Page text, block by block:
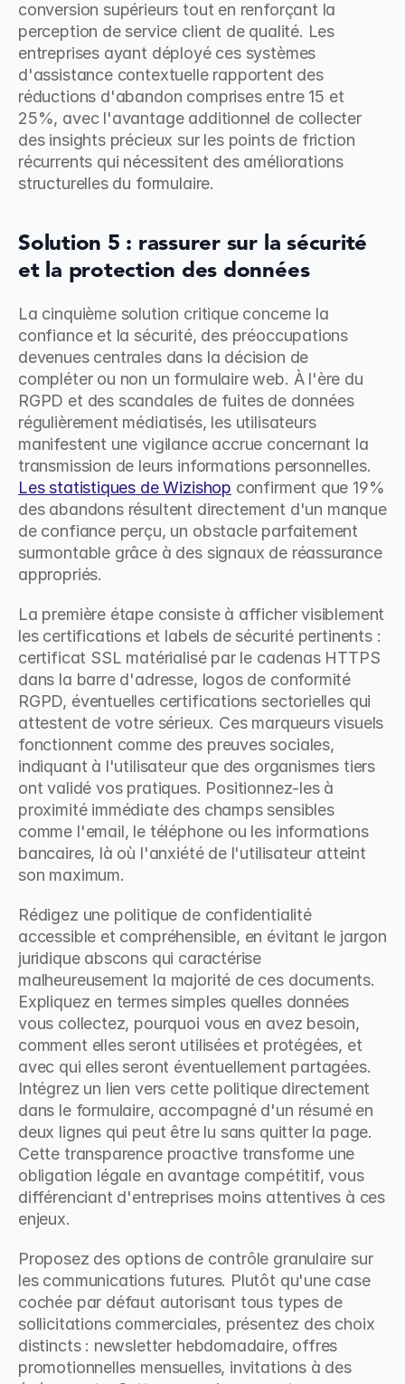
conversion supérieurs tout en renforçant la
perception de service client de qualité. Les
entreprises ayant déployé ces systèmes
d'assistance contextuelle rapportent des
réductions d'abandon comprises entre 15 et
25%, avec l'avantage additionnel de collecter
des insights précieux sur les points de friction
récurrents qui nécessitent des améliorations
structurelles du formulaire.
Solution 5 : rassurer sur la sécurité
et la protection des données
La cinquième solution critique concerne la
confiance et la sécurité, des préoccupations
devenues centrales dans la décision de
compléter ou non un formulaire web. À l'ère du
RGPD et des scandales de fuites de données
régulièrement médiatisés, les utilisateurs
manifestent une vigilance accrue concernant la
Les statistiques de Wizishop confirment que 19%
des abandons résultent directement d'un manque
de confiance perçu, un obstacle parfaitement
surmontable grâce à des signaux de réassurance
appropriés.
La première étape consiste à afficher visiblement
les certifications et labels de sécurité pertinents :
certificat SSL matérialisé par le cadenas HTTPS
dans la barre d'adresse, logos de conformité
RGPD, éventuelles certifications sectorielles qui
attestent de votre sérieux. Ces marqueurs visuels
fonctionnent comme des preuves sociales,
indiquant à l'utilisateur que des organismes tiers
ont validé vos pratiques. Positionnez-les à
proximité immédiate des champs sensibles
comme l'email, le téléphone ou les informations
bancaires, là où l'anxiété de l'utilisateur atteint
son maximum.
Rédigez une politique de confidentialité
accessible et compréhensible, en évitant le jargon
juridique abscons qui caractérise
malheureusement la majorité de ces documents.
Expliquez en termes simples quelles données
vous collectez, pourquoi vous en avez besoin,
comment elles seront utilisées et protégées, et
avec qui elles seront éventuellement partagées.
Intégrez un lien vers cette politique directement
dans le formulaire, accompagné d'un résumé en
deux lignes qui peut être lu sans quitter la page.
Cette transparence proactive transforme une
obligation légale en avantage compétitif, vous
différenciant d'entreprises moins attentives à ces
enjeux.
Proposez des options de contrôle granulaire sur
les communications futures. Plutôt qu'une case
cochée par défaut autorisant tous types de
sollicitations commerciales, présentez des choix
distincts : newsletter hebdomadaire, offres
promotionnelles mensuelles, invitations à des